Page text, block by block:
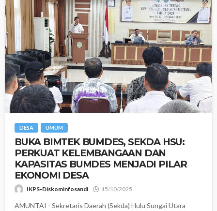
DESA UMUM
BUKA BIMTEK BUMDES, SEKDA HSU:
PERKUAT KELEMBANGAAN DAN
KAPASITAS BUMDES MENJADI PILAR
EKONOMI DESA
IKPS-Diskominfosandi 15/10/2025
AMUNTAI - Sekretaris Daerah (Sekda) Hulu Sungai Utara